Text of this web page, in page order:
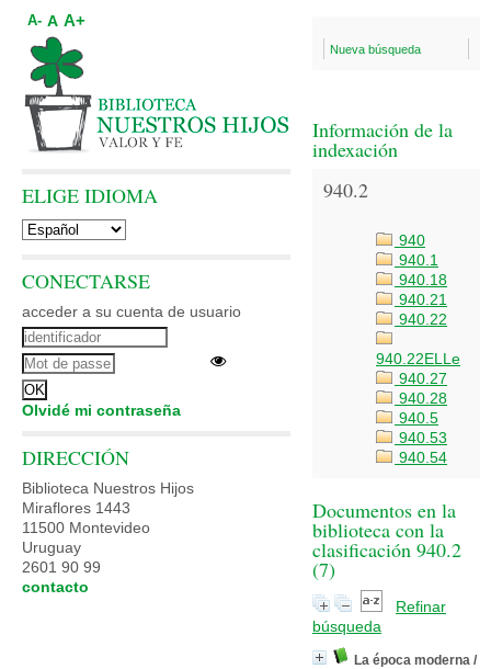
Nueva búsqueda
Información de la
indexación
940.2
940
940.1
940.18
940.21
940.22
940.22ELLe
940.27
940.28
940.5
940.53
940.54
Documentos en la
biblioteca con la
clasificación 940.2
(7)
Refinar
búsqueda
La época moderna /
A- A A+
ELIGE IDIOMA
CONECTARSE
acceder a su cuenta de usuario
Olvidé mi contraseña
DIRECCIÓN
Biblioteca Nuestros Hijos
Miraflores 1443
11500 Montevideo
Uruguay
2601 90 99
contacto